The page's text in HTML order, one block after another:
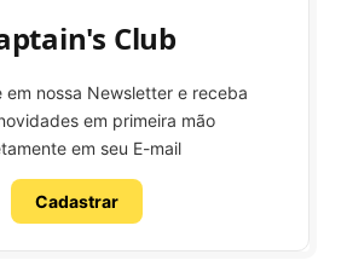
Club
em nossa Newsletter e receba
em primeira mão
em seu E-mail
Cadastrar